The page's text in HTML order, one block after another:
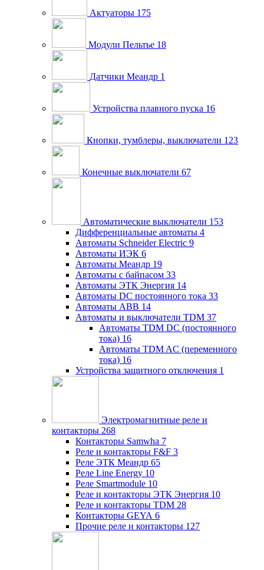
Актуаторы 175
Модули Пельтье 18
Датчики Меандр 1
Устройства плавного пуска 16
Кнопки, тумблеры, выключатели 123
Конечные выключатели 67
Автоматические выключатели 153
Дифференциальные автоматы 4
Автоматы Schneider Electric 9
Автоматы ИЭК 6
Автоматы Меандр 19
Автоматы с байпасом 33
Автоматы ЭТК Энергия 14
Автоматы DC постоянного тока 33
Автоматы ABB 14
Автоматы и выключатели TDM 37
Автоматы TDM DC (постоянного
тока) 16
Автоматы TDM AC (переменного
тока) 16
Устройства защитного отключения 1
Электромагнитные реле и
контакторы 268
Контакторы Samwha 7
Реле и контакторы F&F 3
Реле ЭТК Меандр 65
Реле Line Energy 10
Реле Smartmodule 10
Реле и контакторы ЭТК Энергия 10
Реле и контакторы TDM 28
Контакторы GEYA 6
Прочие реле и контакторы 127